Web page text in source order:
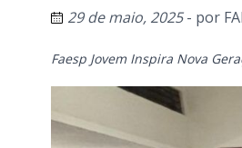
29 de maio, 2025- por
Faesp Jovem Inspira Nova